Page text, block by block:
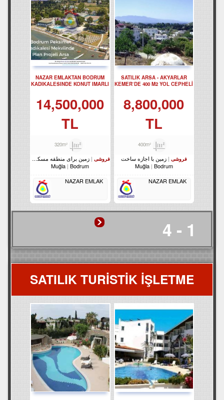
SATILIK ARSA - AKYARLAR
KEMER`DE 400 M2 YOL CEPHELİ
8,800,000
TL
فروشی
زمین با اجازه ساخت
Muğla Bodrum
NAZAR EMLAK
NAZAR EMLAKTAN BODRUM
KADIKALESINDE KONUT IMARLI
14,500,000
TL
320m²
فروشی
زمین برای منطقه مسکونی
Muğla Bodrum
NAZAR EMLAK
1 - 4
SATILIK TURİSTİK İŞLETME